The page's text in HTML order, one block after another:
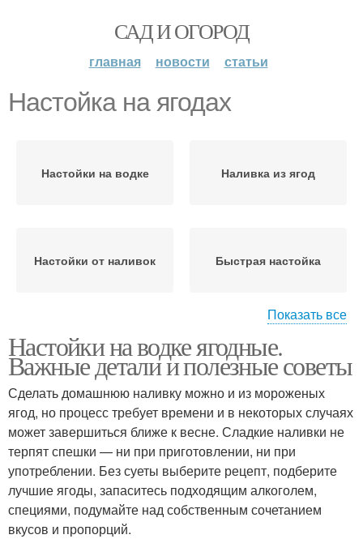
САД И ОГОРОД
главная новости статьи
Настойка на ягодах
Настойки на водке Наливка из ягод
Настойки от наливок Быстрая настойка
Настойка на спирту Спиртовая настойка
Настойка из разных
ягод
Показать все
Настойки на водке ягодные.
Важные детали и полезные советы
Сделать домашнюю наливку можно и из мороженых
ягод, но процесс требует времени и в некоторых случаях
может завершиться ближе к весне. Сладкие наливки не
терпят спешки — ни при приготовлении, ни при
употреблении. Без суеты выберите рецепт, подберите
лучшие ягоды, запаситесь подходящим алкоголем,
специями, подумайте над собственным сочетанием
вкусов и пропорций.